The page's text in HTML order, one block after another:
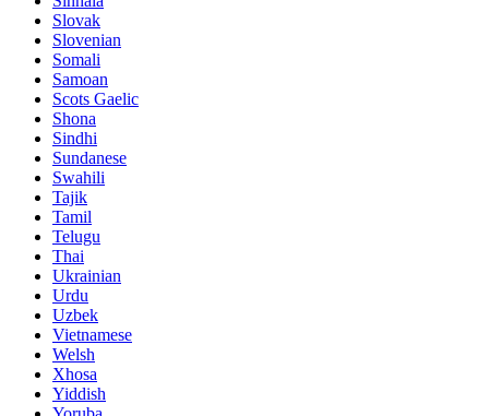
Slovak
Slovenian
Somali
Samoan
Scots Gaelic
Shona
Sindhi
Sundanese
Swahili
Tajik
Tamil
Telugu
Thai
Ukrainian
Urdu
Uzbek
Vietnamese
Welsh
Xhosa
Yiddish